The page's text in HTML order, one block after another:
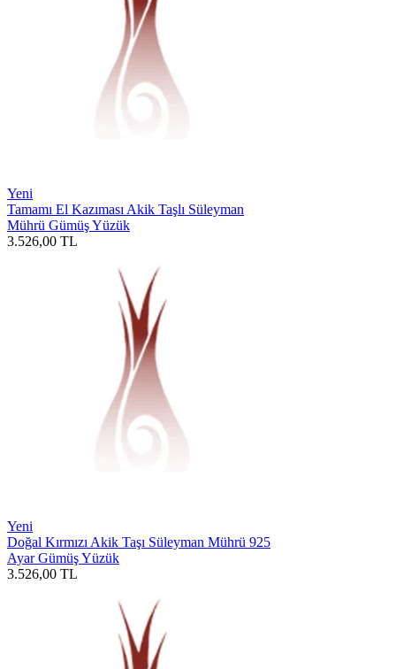
Yeni
Tamamı El Kazıması Akik Taşlı Süleyman
Mührü Gümüş Yüzük
3.526,00 TL
Yeni
Doğal Kırmızı Akik Taşı Süleyman Mührü 925
Ayar Gümüş Yüzük
3.526,00 TL